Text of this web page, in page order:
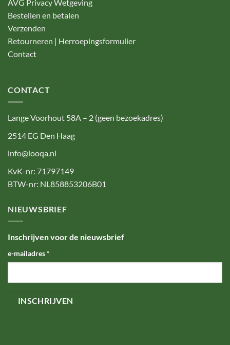
AVG Privacy Wetgeving
Bestellen en betalen
Verzenden
Retourneren | Herroepingsformulier
Contact
CONTACT
Lange Voorhout 58A – 2 (geen bezoekadres)
2514 EG Den Haag
info@looqa.nl
KvK-nr: 71797149
BTW-nr: NL858853206B01
NIEUWSBRIEF
Inschrijven voor de nieuwsbrief
e-mailadres*